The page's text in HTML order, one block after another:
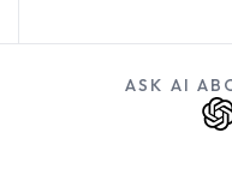
ASK AI